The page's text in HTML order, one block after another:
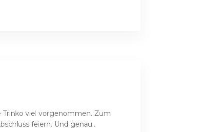
Trinko viel vorgenommen. Zum
feiern. Und genau...